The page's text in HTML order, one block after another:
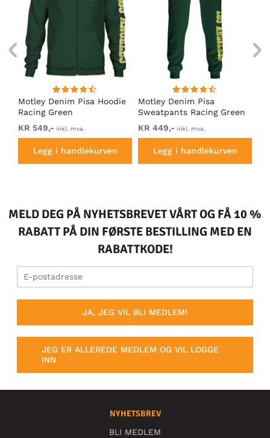
Motley Denim Pisa Hoodie
Racing Green
KR 549,- inkl. mva.
Legg i handlekurven
Motley Denim Pisa
Sweatpants Racing Green
KR 449,- inkl. mva.
Legg i handlekurven
MELD DEG PÅ NYHETSBREVET VÅRT OG FÅ 10 %
RABATT PÅ DIN FØRSTE BESTILLING MED EN
RABATTKODE!
JA, JEG VIL BLI MEDLEM!
JEG ER ALLEREDE MEDLEM OG VIL LOGGE
INN
NYHETSBREV
BLI MEDLEM